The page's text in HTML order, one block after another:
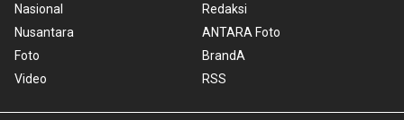
Nasional
Nusantara
Foto
Video
Redaksi
ANTARA Foto
BrandA
RSS